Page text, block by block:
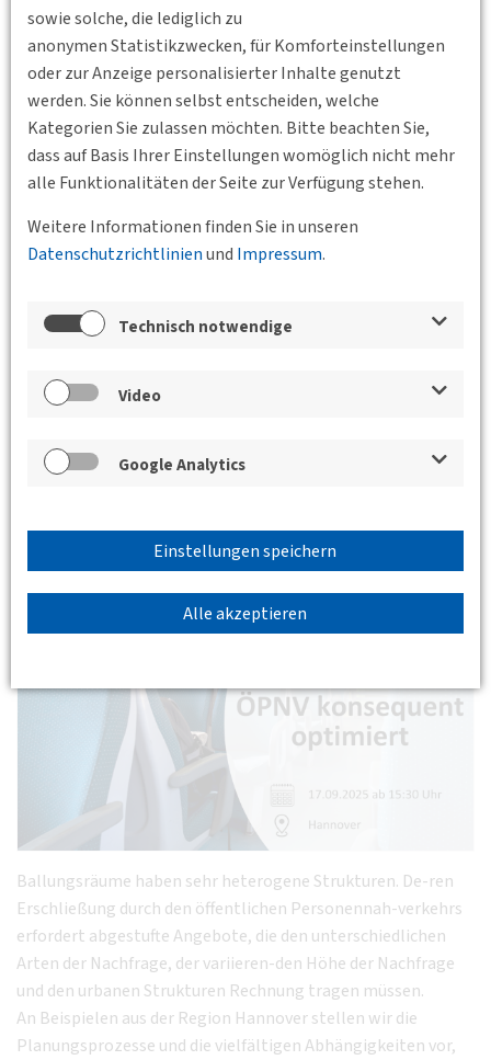
sowie solche, die lediglich zu
anonymen Statistikzwecken, für Komforteinstellungen
oder zur Anzeige personalisierter Inhalte genutzt
werden. Sie können selbst entscheiden, welche
Kategorien Sie zulassen möchten. Bitte beachten Sie,
dass auf Basis Ihrer Einstellungen womöglich nicht mehr
alle Funktionalitäten der Seite zur Verfügung stehen.
Weitere Informationen finden Sie in unseren
Datenschutzrichtlinienund Impressum.
Technisch notwendige
Video
Google Analytics
Einstellungen speichern
Alle akzeptieren
Zurück
Veranstaltungen der Bundesgeschäftsstelle
ÖPNV konsequent optimiert
17.09.2025 15:30 - 18:00
Hannover, Rosenstraße 1, 30159 Hannover
BV
Fachgespräche Nahverkehr am 17.09.2025 in
Garbsen, Busverkehr, On-Demand-Angebote wie
sprinti & ÖPNV-Optimierung.
Ballungsräume haben sehr heterogene Strukturen. De-ren
Erschließung durch den öffentlichen Personennah-verkehrs
erfordert abgestufte Angebote, die den unterschiedlichen
Arten der Nachfrage, der variieren-den Höhe der Nachfrage
und den urbanen Strukturen Rechnung tragen müssen.
An Beispielen aus der Region Hannover stellen wir die
Planungsprozesse und die vielfältigen Abhängigkeiten vor,